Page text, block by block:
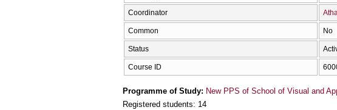
Coordinator
Common No
Status
Course ID
Programme of Study: New PPS of School of Visual and
Registered students: 14